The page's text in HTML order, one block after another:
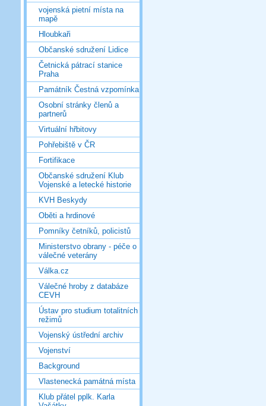
vojenská pietní místa na
mapě
Hloubkaři
Občanské sdružení Lidice
Četnická pátrací stanice
Praha
Památník Čestná vzpomínka
Osobní stránky členů a
partnerů
Virtuální hřbitovy
Pohřebiště v ČR
Fortifikace
Občanské sdružení Klub
Vojenské a letecké historie
KVH Beskydy
Oběti a hrdinové
Pomníky četníků, policistů
Ministerstvo obrany - péče o
válečné veterány
Válka.cz
Válečné hroby z databáze
CEVH
Ústav pro studium totalitních
režimů
Vojenský ústřední archiv
Vojenství
Background
Vlastenecká památná místa
Klub přátel pplk. Karla